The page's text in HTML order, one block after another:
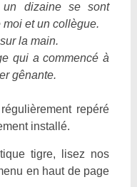
dizaine se sont
et un collègue.
la main.
qui a commencé à
gênante.
repéré
installé.
tigre, lisez nos
en haut de page